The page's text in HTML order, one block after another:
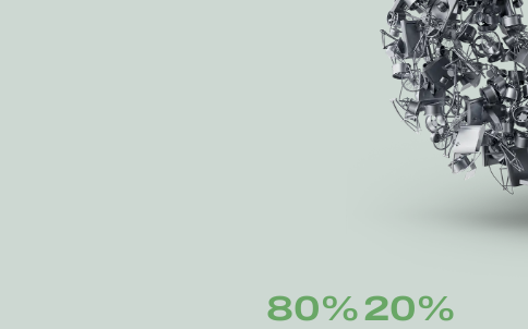
80%20%